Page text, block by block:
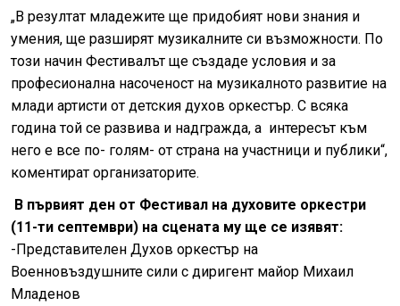
„В резултат младежите ще придобият нови знания и
умения, ще разширят музикалните си възможности. По
този начин Фестивалът ще създаде условия и за
професионална насоченост на музикалното развитие на
млади артисти от детския духов оркестър. С всяка
година той се развива и надгражда, а интересът към
него е все по- голям- от страна на участници и публики“,
коментират организаторите.
В първият ден от Фестивал на духовите оркестри
(11-ти септември) на сцената му ще се изявят:
-Представителен Духов оркестър на
Военновъздушните сили с диригент майор Михаил
Младенов